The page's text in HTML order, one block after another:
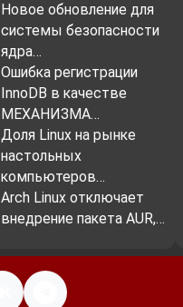
Новое обновление для
системы безопасности
ядра…
Ошибка регистрации
InnoDB в качестве
МЕХАНИЗМА…
Доля Linux на рынке
настольных
компьютеров…
Arch Linux отключает
внедрение пакета AUR,…